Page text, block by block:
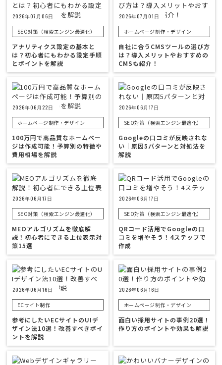
2026年07月06日
SEO対策（検索エンジン最適化）
アナリティクス設定の基本と
は？初心者にもわかる設定手順
とポイントを解説
2026年07月01日
ホームページ制作・デザイン
自社に合うCMSツールの選び方
は？導入メリットやおすすめの
CMSも紹介！
2026年06月22日
ホームページ制作・デザイン
100万円で高品質なホームペー
ジは作成可能！予算別の特徴や
費用相場を解説
2026年06月17日
SEO対策（検索エンジン最適化）
Googleの口コミが反映されな
い｜原因5パターンと対処法を
解説
2026年06月17日
SEO対策（検索エンジン最適化）
MEOアルゴリズムを徹底解
説！初心者にできる上位表示対
策15選
2026年06月17日
SEO対策（検索エンジン最適化）
QRコード活用でGoogleの口
コミを増やそう！4ステップで
作成
2026年06月16日
ECサイト制作
参考にしたいECサイトのUIデ
ザイン法10選！改善すべきポイ
ントを解説
2026年06月16日
ホームページ制作・デザイン
面白い採用サイトの事例20選！
作り方のポイントや効果も解説